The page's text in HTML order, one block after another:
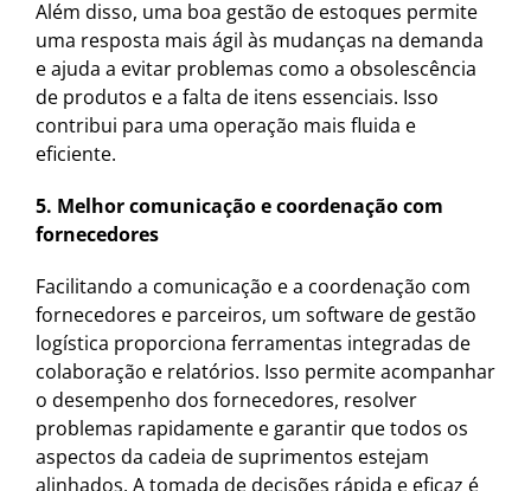
Além disso, uma boa gestão de estoques permite
uma resposta mais ágil às mudanças na demanda
e ajuda a evitar problemas como a obsolescência
de produtos e a falta de itens essenciais. Isso
contribui para uma operação mais fluida e
eficiente.
5. Melhor comunicação e coordenação com
fornecedores
Facilitando a comunicação e a coordenação com
fornecedores e parceiros, um software de gestão
logística proporciona ferramentas integradas de
colaboração e relatórios. Isso permite acompanhar
o desempenho dos fornecedores, resolver
problemas rapidamente e garantir que todos os
aspectos da cadeia de suprimentos estejam
alinhados. A tomada de decisões rápida e eficaz é